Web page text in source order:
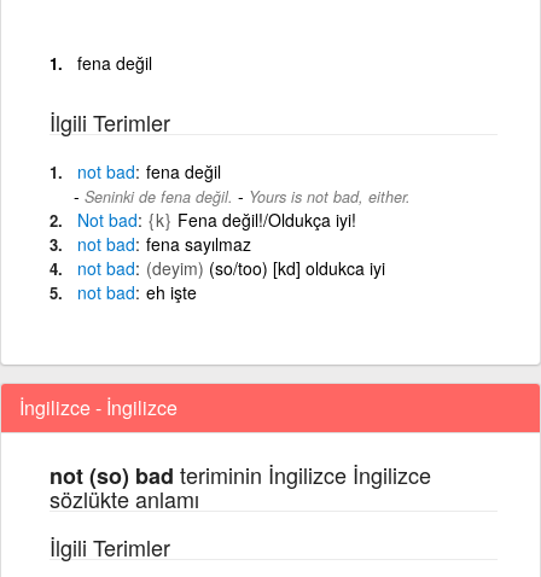
fena değil
İlgili Terimler
not bad fena değil
Seninki de fena değil. - Yours is not bad, either.
Not bad {k} Fena değil!/Oldukça iyi!
not bad fena sayılmaz
not bad (deyim) (so/too) [kd] oldukca iyi
not bad eh işte
İngilizce - İngilizce
not (so) bad teriminin İngilizce İngilizce
sözlükte anlamı
İlgili Terimler